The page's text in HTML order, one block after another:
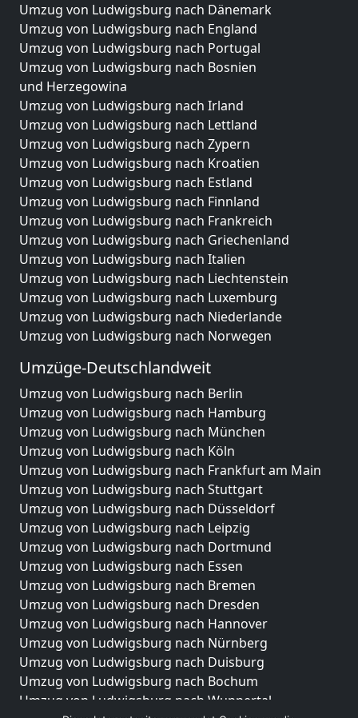
Umzug von Ludwigsburg nach Dänemark
Umzug von Ludwigsburg nach England
Umzug von Ludwigsburg nach Portugal
Umzug von Ludwigsburg nach Bosnien
und Herzegowina
Umzug von Ludwigsburg nach Irland
Umzug von Ludwigsburg nach Lettland
Umzug von Ludwigsburg nach Zypern
Umzug von Ludwigsburg nach Kroatien
Umzug von Ludwigsburg nach Estland
Umzug von Ludwigsburg nach Finnland
Umzug von Ludwigsburg nach Frankreich
Umzug von Ludwigsburg nach Griechenland
Umzug von Ludwigsburg nach Italien
Umzug von Ludwigsburg nach Liechtenstein
Umzug von Ludwigsburg nach Luxemburg
Umzug von Ludwigsburg nach Niederlande
Umzug von Ludwigsburg nach Norwegen
Umzüge-Deutschlandweit
Umzug von Ludwigsburg nach Berlin
Umzug von Ludwigsburg nach Hamburg
Umzug von Ludwigsburg nach München
Umzug von Ludwigsburg nach Köln
Umzug von Ludwigsburg nach Frankfurt am Main
Umzug von Ludwigsburg nach Stuttgart
Umzug von Ludwigsburg nach Düsseldorf
Umzug von Ludwigsburg nach Leipzig
Umzug von Ludwigsburg nach Dortmund
Umzug von Ludwigsburg nach Essen
Umzug von Ludwigsburg nach Bremen
Umzug von Ludwigsburg nach Dresden
Umzug von Ludwigsburg nach Hannover
Umzug von Ludwigsburg nach Nürnberg
Umzug von Ludwigsburg nach Duisburg
Umzug von Ludwigsburg nach Bochum
Umzug von Ludwigsburg nach Wuppertal